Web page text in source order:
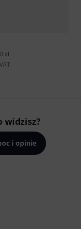
zł
widzisz?
i opinie